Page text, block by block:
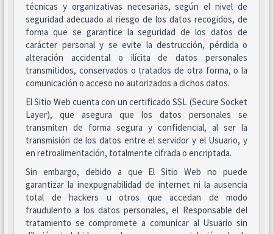
técnicas y organizativas necesarias, según el nivel de
seguridad adecuado al riesgo de los datos recogidos, de
forma que se garantice la seguridad de los datos de
carácter personal y se evite la destrucción, pérdida o
alteración accidental o ilícita de datos personales
transmitidos, conservados o tratados de otra forma, o la
comunicación o acceso no autorizados a dichos datos.
El Sitio Web cuenta con un certificado SSL (Secure Socket
Layer), que asegura que los datos personales se
transmiten de forma segura y confidencial, al ser la
transmisión de los datos entre el servidor y el Usuario, y
en retroalimentación, totalmente cifrada o encriptada.
Sin embargo, debido a que El Sitio Web no puede
garantizar la inexpugnabilidad de internet ni la ausencia
total de hackers u otros que accedan de modo
fraudulento a los datos personales, el Responsable del
tratamiento se compromete a comunicar al Usuario sin